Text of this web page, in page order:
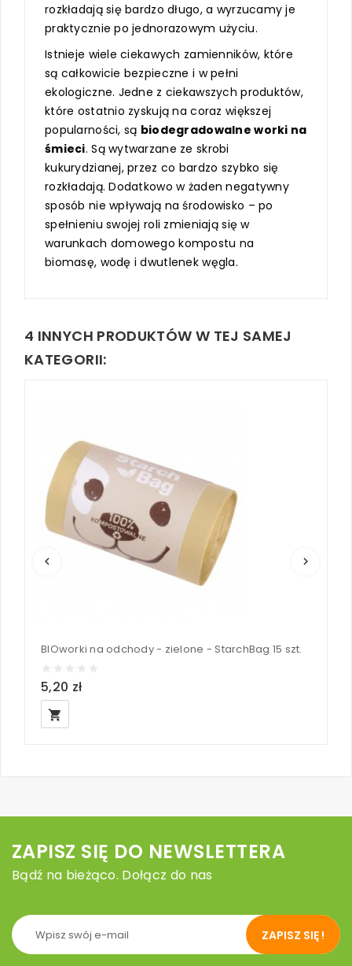
rozkładają się bardzo długo, a wyrzucamy je
praktycznie po jednorazowym użyciu.
Istnieje wiele ciekawych zamienników, które
są całkowicie bezpieczne i w pełni
ekologiczne. Jedne z ciekawszych produktów,
które ostatnio zyskują na coraz większej
popularności, są biodegradowalne worki na
śmieci. Są wytwarzane ze skrobi
kukurydzianej, przez co bardzo szybko się
rozkładają. Dodatkowo w żaden negatywny
sposób nie wpływają na środowisko – po
spełnieniu swojej roli zmieniają się w
warunkach domowego kompostu na
biomasę, wodę i dwutlenek węgla.
4 INNYCH PRODUKTÓW W TEJ SAMEJ
KATEGORII:
keyboard_arrow_left keyboard_arrow_right
BIOworki na odchody - zielone - StarchBag 15 szt.
5,20 zł
local_grocery_store
ZAPISZ SIĘ DO NEWSLETTERA
Bądź na bieżąco. Dołącz do nas
ZAPISZ SIĘ !